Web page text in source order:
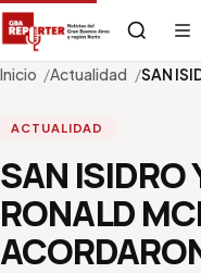
Inicio Actualidad SAN
ACTUALIDAD
SAN ISIDRO
RONALD